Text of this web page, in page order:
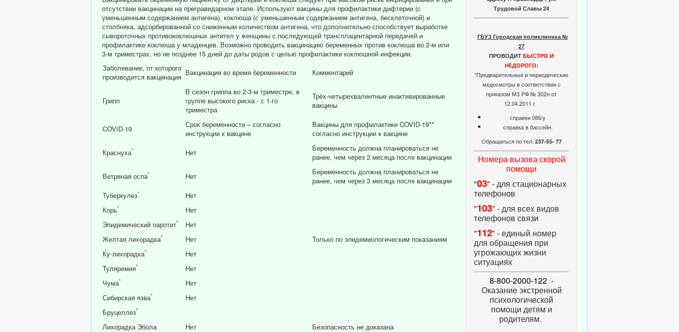
отсутствии вакцинации на прегравидарном этапе. Используют вакцины для профилактики дифтерии (с
уменьшенным содержанием антигена), коклюша (с уменьшенным содержанием антигена, бесклеточной) и
столбняка, адсорбированной со сниженным количеством антигена, что дополнительно способствует выработке
сывороточных противококлюшных антител у женщины с последующей трансплацентарной передачей и
профилактике коклюша у младенцев. Возможно проводить вакцинацию беременных против коклюша во 2-м или
3-м триместрах, но не позднее 15 дней до даты родов с целью профилактики коклюшной инфекции.
Заболевание, от которого
производится вакцинация Вакцинация во время беременности Комментарий
Грипп
В сезон гриппа во 2-3-м триместре, в
группе высокого риска - с 1-го
триместра
Трёх-четырехвалентные инактивированные
вакцины
COVID-19
Срок беременности – согласно
инструкции к вакцине
Вакцины для профилактики COVID-19**
согласно инструкции к вакцине
Краснуха* Нет
Беременность должна планироваться не
ранее, чем через 2 месяца после вакцинации
Ветряная оспа* Нет
Беременность должна планироваться не
ранее, чем через 3 месяца после вакцинации
Туберкулез*
Нет
Корь*
Нет
Эпидемический паротит*
Нет
Желтая лихорадка* Нет
Только по эпидемиологическим показаниям
Ку-лихорадка*
Нет
Туляремия*
Нет
Чума*
Нет
Сибирская язва*
Нет
Бруцеллез*
Лихорадка Эбола Нет
Безопасность не доказана
Трудовой Славы 24
ГБУЗ Городская поликлиника №
27
ПРОВОДИТ БЫСТРО И
НЕДОРОГО:
*Предварительные и периодические
медосмотры в соответствии с
приказом МЗ РФ № 302н от
12.04.2011 г.
справки 086/у
справка в бассейн.
Обращаться по тел. 237-55- 77
Номера вызова скорой
помощи
"03" - для стационарных
телефонов
"103" - для всех видов
телефонов связи
"112" - единый номер
для обращения при
угрожающих жизни
ситуациях
8-800-2000-122-
Оказание экстренной
психологической
помощи детям и
родителям.